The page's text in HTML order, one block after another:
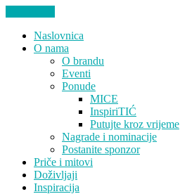
Naslovnica
O nama
O brandu
Eventi
Ponude
MICE
InspiriTIĆ
Putujte kroz vrijeme
Nagrade i nominacije
Postanite sponzor
Priče i mitovi
Doživljaji
Inspiracija